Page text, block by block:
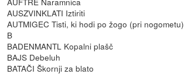
AUSZVINKLATI Iztiriti
AUTMIGEC Tisti, ki hodi po žogo (pri nogometu)
B
BADENMANTL Kopalni plašč
BAJS Debeluh
BATAČI Škornji za blato